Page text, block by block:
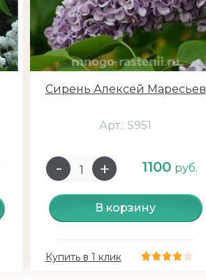
Сирень Алексей Маресьев
Арт.: S951
1100 руб.
В корзину
Купить в 1 клик